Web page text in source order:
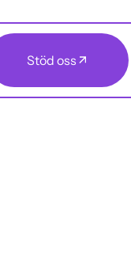
Stöd oss